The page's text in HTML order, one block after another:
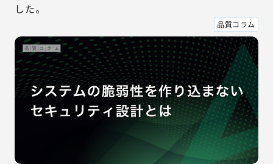
した。
品質コラム